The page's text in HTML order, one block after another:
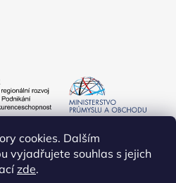
cookies. Dalším
vyjadřujete souhlas s jejich
zde.